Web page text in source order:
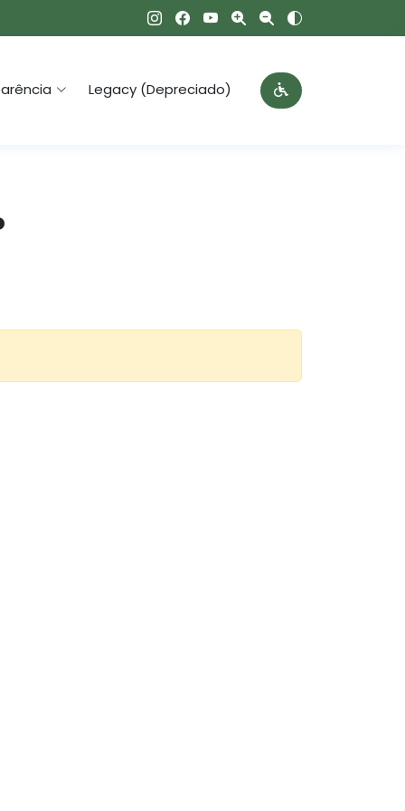
Legacy (Depreciado)